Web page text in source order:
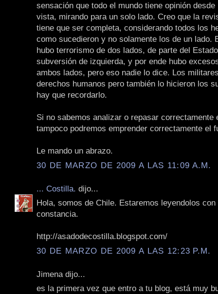
sensación que todo el mundo tiene opinión
vista, mirando para un solo lado. Creo que la
tiene que ser completa, considerando todos los
como sucedieron y no solamente los de un lado.
hubo terrorismo de dos lados, de parte del
subversión de izquierda, y por ende hubo
ambos lados, pero eso nadie lo dice. Los
derechos humanos pero también lo hicieron los
hay que recordarlo.
Si no sabemos analizar o repasar correctamente
tampoco podremos emprender correctamente el
Le mando un abrazo.
30 DE MARZO DE 2009 A LAS 11:09 A.M.
... Costilla. dijo...
Hola, somos de Chile. Estaremos leyendolos con
constancia.
http://asadodecostilla.blogspot.com/
30 DE MARZO DE 2009 A LAS 12:23 P.M.
Jimena dijo...
es la primera vez que entro a tu blog, está muy